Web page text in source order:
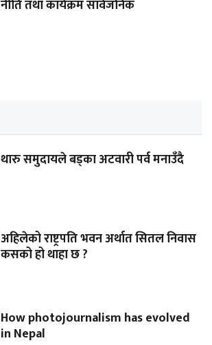
नीति तथा कार्यक्रम सार्वजनिक
थारु समुदायले बड्का अटवारी पर्व मनाउँदै
अहिलेको राष्ट्रपति भवन अर्थात सितल निवास
कसको हो थाहा छ ?
How photojournalism has evolved
in Nepal